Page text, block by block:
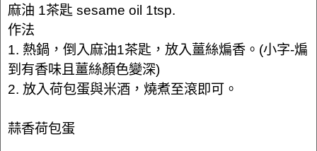
麻油 1茶匙 sesame oil 1tsp.
作法
1. 熱鍋，倒入麻油1茶匙，放入薑絲煸香。(小字-煸
到有香味且薑絲顏色變深)
2. 放入荷包蛋與米酒，燒煮至滾即可。
蒜香荷包蛋